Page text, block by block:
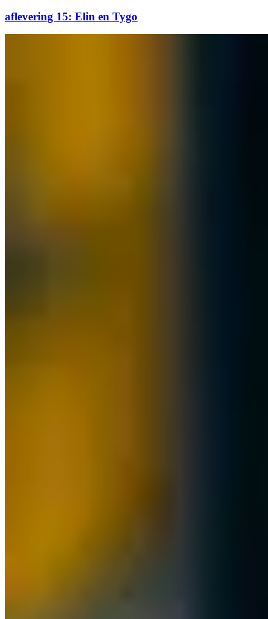
aflevering 15: Elin en Tygo